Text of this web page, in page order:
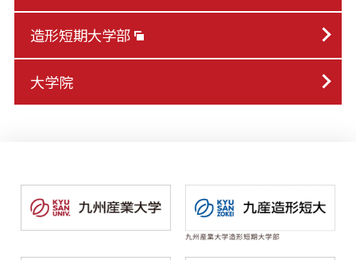
造形短期大学部
大学院